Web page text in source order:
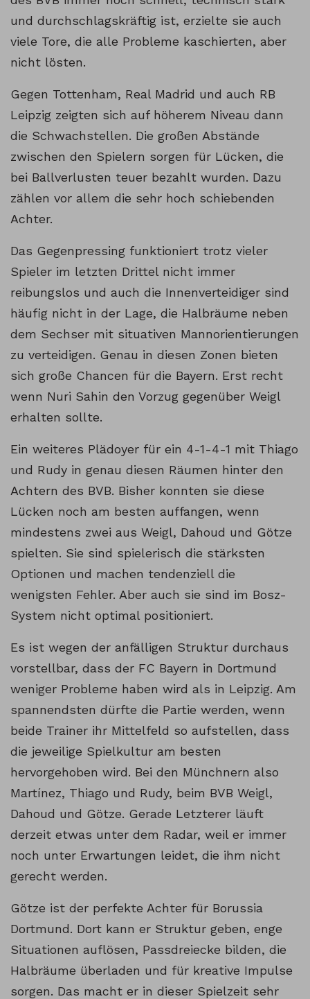
und durchschlagskräftig ist, erzielte sie auch
viele Tore, die alle Probleme kaschierten, aber
nicht lösten.
Gegen Tottenham, Real Madrid und auch RB
Leipzig zeigten sich auf höherem Niveau dann
die Schwachstellen. Die großen Abstände
zwischen den Spielern sorgen für Lücken, die
bei Ballverlusten teuer bezahlt wurden. Dazu
zählen vor allem die sehr hoch schiebenden
Achter.
Das Gegenpressing funktioniert trotz vieler
Spieler im letzten Drittel nicht immer
reibungslos und auch die Innenverteidiger sind
häufig nicht in der Lage, die Halbräume neben
dem Sechser mit situativen Mannorientierungen
zu verteidigen. Genau in diesen Zonen bieten
sich große Chancen für die Bayern. Erst recht
wenn Nuri Sahin den Vorzug gegenüber Weigl
erhalten sollte.
Ein weiteres Plädoyer für ein 4-1-4-1 mit Thiago
und Rudy in genau diesen Räumen hinter den
Achtern des BVB. Bisher konnten sie diese
Lücken noch am besten auffangen, wenn
mindestens zwei aus Weigl, Dahoud und Götze
spielten. Sie sind spielerisch die stärksten
Optionen und machen tendenziell die
wenigsten Fehler. Aber auch sie sind im Bosz-
System nicht optimal positioniert.
Es ist wegen der anfälligen Struktur durchaus
vorstellbar, dass der FC Bayern in Dortmund
weniger Probleme haben wird als in Leipzig. Am
spannendsten dürfte die Partie werden, wenn
beide Trainer ihr Mittelfeld so aufstellen, dass
die jeweilige Spielkultur am besten
hervorgehoben wird. Bei den Münchnern also
Martínez, Thiago und Rudy, beim BVB Weigl,
Dahoud und Götze. Gerade Letzterer läuft
derzeit etwas unter dem Radar, weil er immer
noch unter Erwartungen leidet, die ihm nicht
gerecht werden.
Götze ist der perfekte Achter für Borussia
Dortmund. Dort kann er Struktur geben, enge
Situationen auflösen, Passdreiecke bilden, die
Halbräume überladen und für kreative Impulse
sorgen. Das macht er in dieser Spielzeit sehr